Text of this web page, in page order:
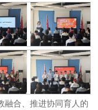
融合、推进协同育人的